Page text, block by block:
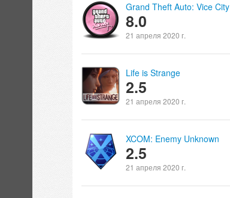
Grand Theft Auto: Vice City
8.0
21 апреля 2020 г.
Life is Strange
2.5
21 апреля 2020 г.
XCOM: Enemy Unknown
2.5
21 апреля 2020 г.